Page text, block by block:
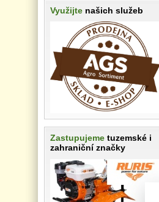
Využijte našich služeb
Zastupujeme tuzemské i
zahraniční značky